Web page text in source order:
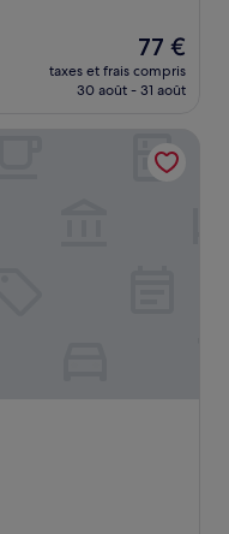
Le
nouveau
prix
de
77 €
77 €
taxes et frais compris
30 août - 31 août